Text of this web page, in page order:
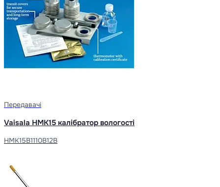
Передавачі
Vaisala HMK15 калібратор вологості
HMK15B1110B12B